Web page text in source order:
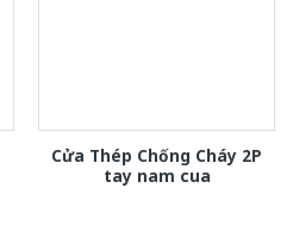
Cửa Thép Chống Cháy 2P
tay nam cua